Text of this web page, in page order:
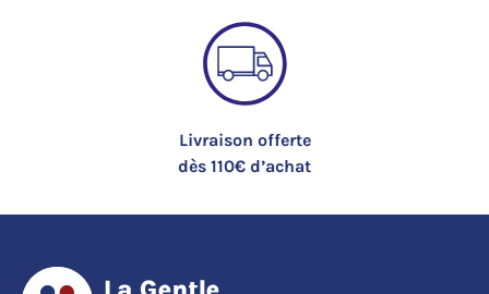
Livraison offerte
dès 110€ d’achat